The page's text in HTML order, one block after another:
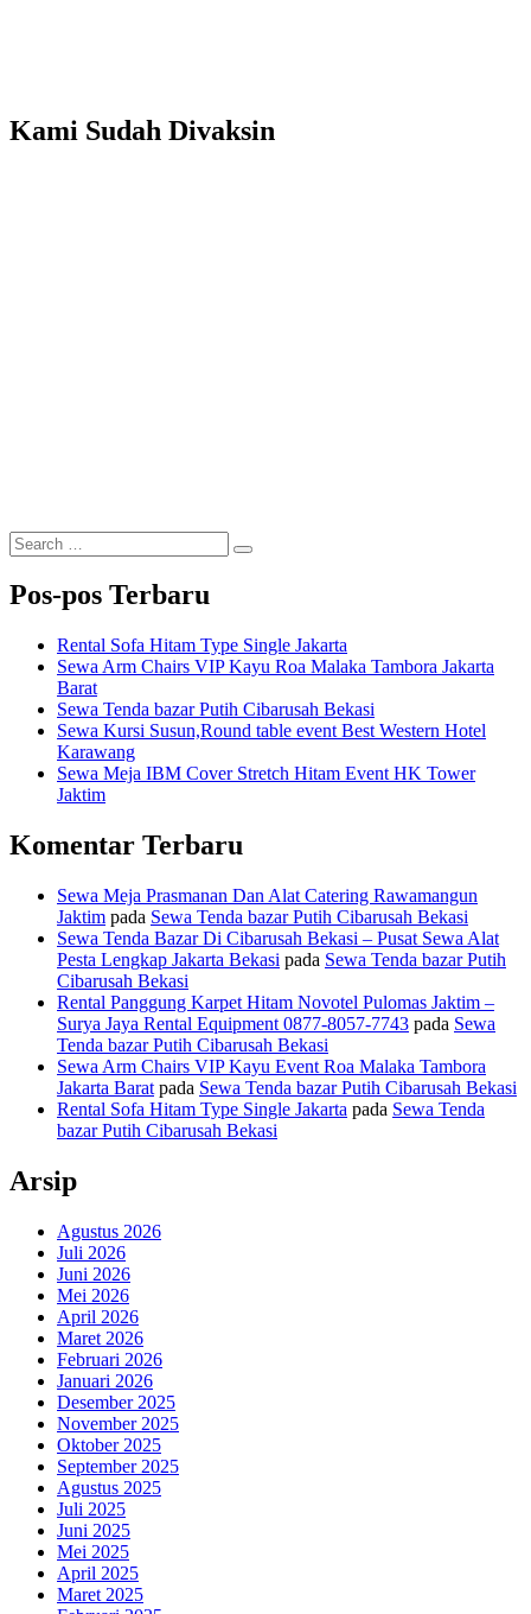
Kami Sudah Divaksin
Search
for:
Search
Pos-pos Terbaru
Rental Sofa Hitam Type Single Jakarta
Sewa Arm Chairs VIP Kayu Roa Malaka Tambora Jakarta
Barat
Sewa Tenda bazar Putih Cibarusah Bekasi
Sewa Kursi Susun,Round table event Best Western Hotel
Karawang
Sewa Meja IBM Cover Stretch Hitam Event HK Tower
Jaktim
Komentar Terbaru
Sewa Meja Prasmanan Dan Alat Catering Rawamangun
Jaktim pada Sewa Tenda bazar Putih Cibarusah Bekasi
Sewa Tenda Bazar Di Cibarusah Bekasi – Pusat Sewa Alat
Pesta Lengkap Jakarta Bekasi pada Sewa Tenda bazar Putih
Cibarusah Bekasi
Rental Panggung Karpet Hitam Novotel Pulomas Jaktim –
Surya Jaya Rental Equipment 0877-8057-7743 pada Sewa
Tenda bazar Putih Cibarusah Bekasi
Sewa Arm Chairs VIP Kayu Event Roa Malaka Tambora
Jakarta Barat pada Sewa Tenda bazar Putih Cibarusah Bekasi
Rental Sofa Hitam Type Single Jakarta pada Sewa Tenda
bazar Putih Cibarusah Bekasi
Arsip
Agustus 2026
Juli 2026
Juni 2026
Mei 2026
April 2026
Maret 2026
Februari 2026
Januari 2026
Desember 2025
November 2025
Oktober 2025
September 2025
Agustus 2025
Juli 2025
Juni 2025
Mei 2025
April 2025
Maret 2025